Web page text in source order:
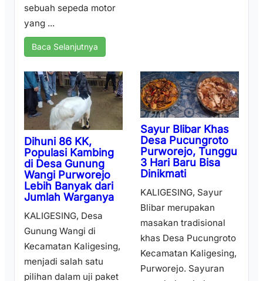
sebuah sepeda motor
yang ...
Baca Selanjutnya
Dihuni 86 KK,
Populasi Kambing
di Desa Gunung
Wangi Purworejo
Lebih Banyak dari
Jumlah Warganya
KALIGESING, Desa
Gunung Wangi di
Kecamatan Kaligesing,
menjadi salah satu
pilihan dalam uji paket
Sayur Blibar Khas
Desa Pucungroto
Purworejo, Tunggu
3 Hari Baru Bisa
Dinikmati
KALIGESING, Sayur
Blibar merupakan
masakan tradisional
khas Desa Pucungroto
Kecamatan Kaligesing,
Purworejo. Sayuran